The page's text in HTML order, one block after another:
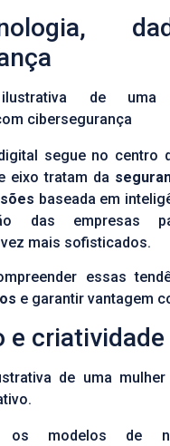
segue no centro
eixo tratam da
baseada em
das empresas
mais sofisticados.
essas
e garantir vantagem
e criatividade
os modelos de